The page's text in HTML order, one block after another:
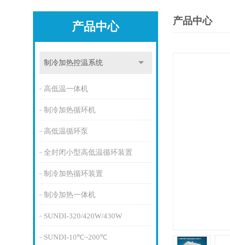
产品中心
制冷加热控温系统
高低温一体机
制冷加热循环机
高低温循环泵
全封闭小型高低温循环装置
制冷加热循环装置
制冷加热一体机
SUNDI-320/420W/430W
SUNDI-10℃~200℃
产品中心